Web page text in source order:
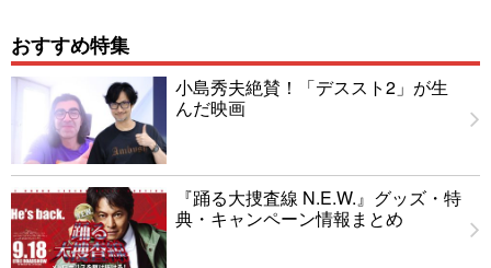
おすすめ特集
小島秀夫絶賛！「デススト2」が生
んだ映画
『踊る大捜査線 N.E.W.』グッズ・特
典・キャンペーン情報まとめ